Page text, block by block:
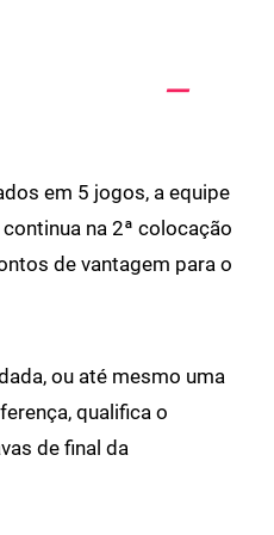
em 5 jogos, a equipe
na 2ª colocação
de vantagem para o
ou até mesmo uma
qualifica o
de final da